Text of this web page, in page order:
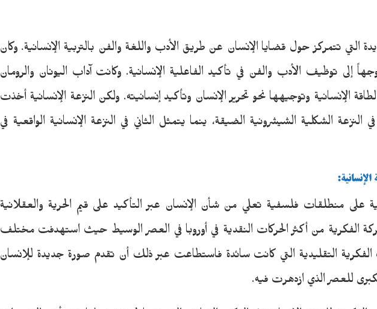
التي تتمركز حول قضايا الإنسان عن طريق الأدب واللغة والفن بالتربية الإنسانية. وكان
إلى توظيف الأدب والفن في تأكيد الفاعلية الإنسانية. وكانت آداب اليونان والرومان
الإنسانية وتوجيهها نحو تحرير الإنسان وتأكيد إنسانيته. ولكن النزعة الإنسانية أخذت
النزعة الشكلية الشيشرونية الضيقة، ينما يتمثل الثاني في النزعة الإنسانية الواقعية في
على منطلقات فلسفية تعلي من شأن الإنسان عبر التأكيد على قيم الحرية والعقلانية
الفكرية من أكثر الحركات النقدية في أوروبا في العصر الوسيط حيث استهدفت مختلف
الفكرية التقليدية التي كانت سائدة فاستطاعت عبر ذلك أن تقدم صورة جديدة للإنسان
للعصر الذي ازدهرت فيه.